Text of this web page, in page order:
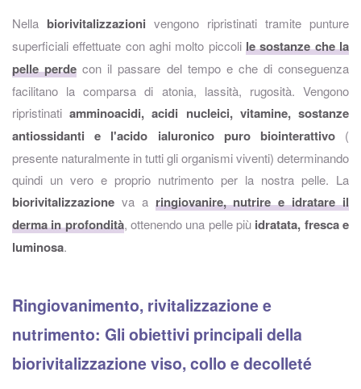
Nella biorivitalizzazioni vengono ripristinati tramite punture
superficiali effettuate con aghi molto piccoli le sostanze che la
pelle perde con il passare del tempo e che di conseguenza
facilitano la comparsa di atonia, lassità, rugosità. Vengono
ripristinatiamminoacidi, acidi nucleici, vitamine, sostanze
antiossidanti e l'acido ialuronico puro biointerattivo(
presente naturalmente in tutti gli organismi viventi) determinando
quindi un vero e proprio nutrimento per la nostra pelle. La
biorivitalizzazione va a ringiovanire, nutrire e idratare il
derma in profondità, ottenendo una pelle più idratata, fresca e
luminosa.
Ringiovanimento, rivitalizzazione e
nutrimento: Gli obiettivi principali della
biorivitalizzazione viso, collo e decolleté